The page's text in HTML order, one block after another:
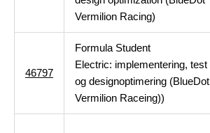
Vermilion Racing)
46797
Formula Student
Electric: implementering, test
og designoptimering (BlueDot
Vermilion Raceing))